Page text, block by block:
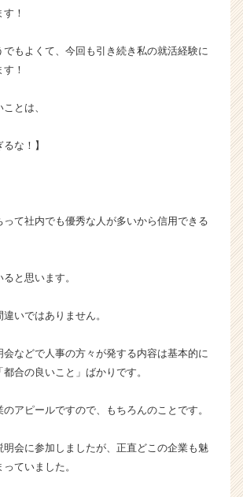
長
業
か
カ
ト
就
ト
ア
ャ
ア
h
e
r
！
でもよくて、今回も引き続き私の就活経験に
！
とは、
な！】
って社内でも優秀な人が多いから信用できる
と思います。
いではありません。
会などで人事の方々が発する内容は基本的に
合の良いこと」ばかりです。
のアピールですので、もちろんのことです。
明会に参加しましたが、正直どこの企業も魅
ていました。